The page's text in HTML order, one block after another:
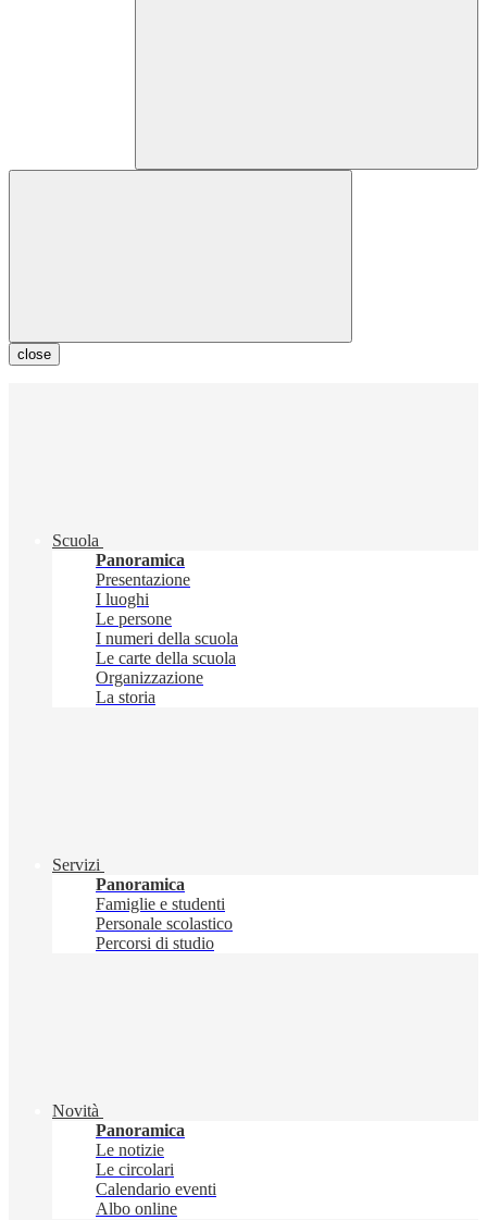
close
Scuola
Panoramica
Presentazione
I luoghi
Le persone
I numeri della scuola
Le carte della scuola
Organizzazione
La storia
Servizi
Panoramica
Famiglie e studenti
Personale scolastico
Percorsi di studio
Novità
Panoramica
Le notizie
Le circolari
Calendario eventi
Albo online